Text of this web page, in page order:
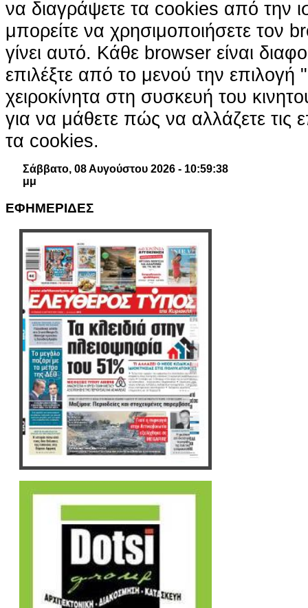
να διαγράψετε τα cookies από την
μπορείτε να χρησιμοποιήσετε τον
γίνει αυτό. Κάθε browser είναι
επιλέξτε από το μενού την επιλογή
χειροκίνητα στη συσκευή του
για να μάθετε πώς να αλλάζετε τις
τα cookies.
Σάββατο, 08 Αυγούστου 2026 - 10:59:39
μμ
ΕΦΗΜΕΡΙΔΕΣ